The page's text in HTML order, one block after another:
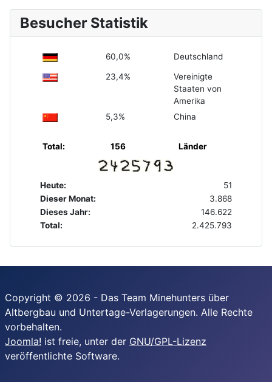
Besucher Statistik
60,0% Deutschland
23,4%
Vereinigte
Staaten von
Amerika
5,3%
China
Total: 156 Länder
Heute:
51
Dieser Monat:
3.868
Dieses Jahr:
146.622
Total:
2.425.793
Copyright © 2026 - Das Team Minehunters über
Altbergbau und Untertage-Verlagerungen. Alle Rechte
vorbehalten.
Joomla! ist freie, unter der GNU/GPL-Lizenz
veröffentlichte Software.